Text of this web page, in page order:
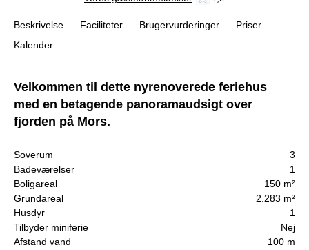
Beskrivelse Faciliteter Brugervurderinger
Priser
Kalender
Velkommen til dette nyrenoverede feriehus
med en betagende panoramaudsigt over
fjorden på Mors.
Soverum
3
Badeværelser
1
Boligareal
150 m²
Grundareal
2.283 m²
Husdyr
1
Tilbyder miniferie
Nej
Afstand vand
100 m